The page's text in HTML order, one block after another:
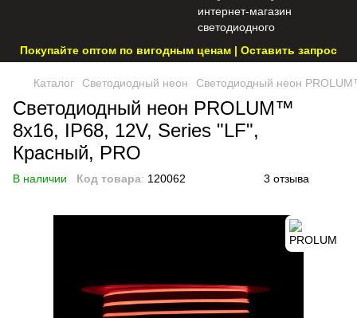
Покупайте оптом по вигодным ценам | Оставить запрос
Каталог Светодиодный неон Светодиодный неон
Светодиодный неон PROLUM™
8x16, IP68, 12V, Series "LF",
Красный, PRO
В наличии Код товара: 120062 3 отзыва